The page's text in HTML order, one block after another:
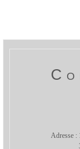
Adresse :